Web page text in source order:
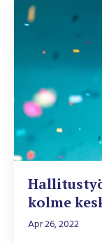
kolme
Apr 26, 2022